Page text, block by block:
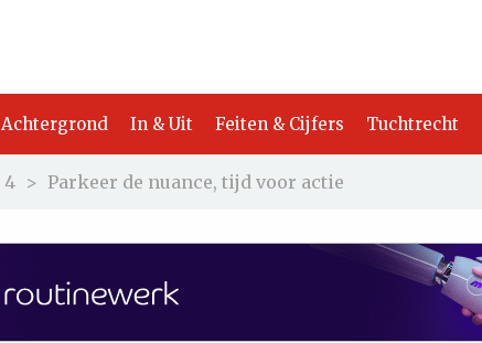
Achtergrond In & Uit Feiten & Cijfers Tuchtrecht
4 > Parkeer de nuance, tijd voor actie